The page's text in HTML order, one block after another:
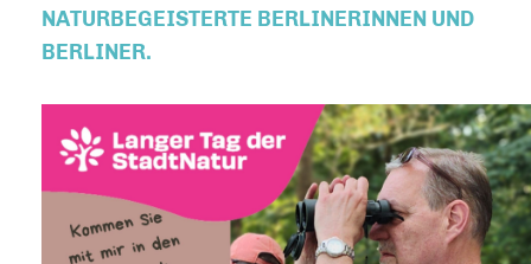
NATURBEGEISTERTE BERLINERINNEN UND
BERLINER.